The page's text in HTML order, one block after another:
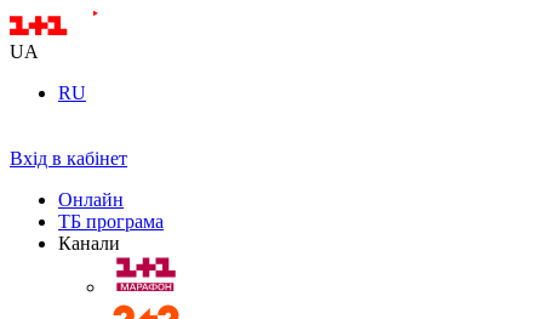
UA
RU
Вхід в кабінет
Онлайн
ТБ програма
Канали